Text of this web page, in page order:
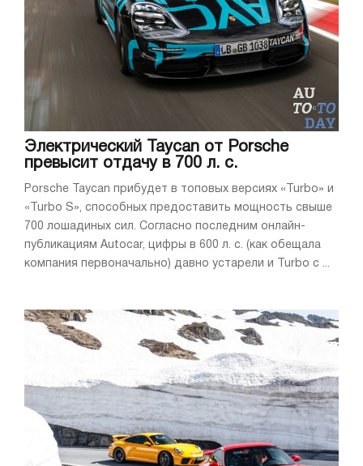
Электрический Taycan от Porsche
превысит отдачу в 700 л. с.
Porsche Taycan прибудет в топовых версиях «Turbo» и
«Turbo S», способных предоставить мощность свыше
700 лошадиных сил. Согласно последним онлайн-
публикациям Autocar, цифры в 600 л. с. (как обещала
компания первоначально) давно устарели и Turbo с ...